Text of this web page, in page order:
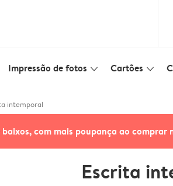
Impressão de fotos slim_arrow_down Cartões slim_arrow_down
intemporal
baixos, com mais poupança ao comprar
Escrita